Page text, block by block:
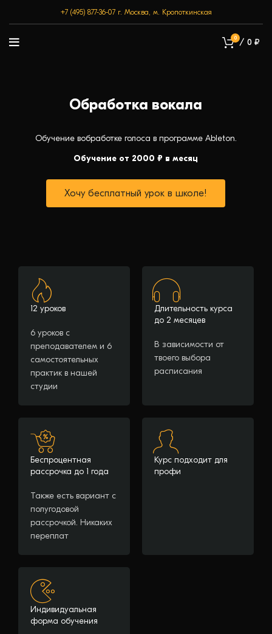
+7 (495) 877-36-07 г. Москва, м. Кропоткинская
0 / 0 ₽
Обработка вокала
Обучение вобработке голоса в программе Ableton.
Обучение от 2000 ₽ в месяц
Хочу бесплатный урок в школе!
12 уроков
6 уроков с
преподавателем и 6
самостоятельных
практик в нашей
студии
Длительность курса
до 2 месяцев
В зависимости от
твоего выбора
расписания
Беспроцентная
рассрочка до 1 года
Также есть вариант с
полугодовой
рассрочкой. Никаких
переплат
Курс подходит для
профи
Индивидуальная
форма обучения